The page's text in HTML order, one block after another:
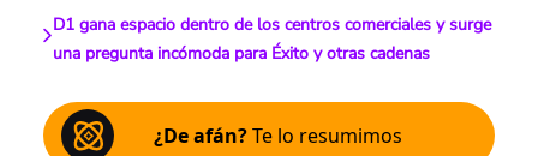
D1 gana espacio dentro de los centros comerciales y surge
una pregunta incómoda para Éxito y otras cadenas
¿De afán?Te lo resumimos